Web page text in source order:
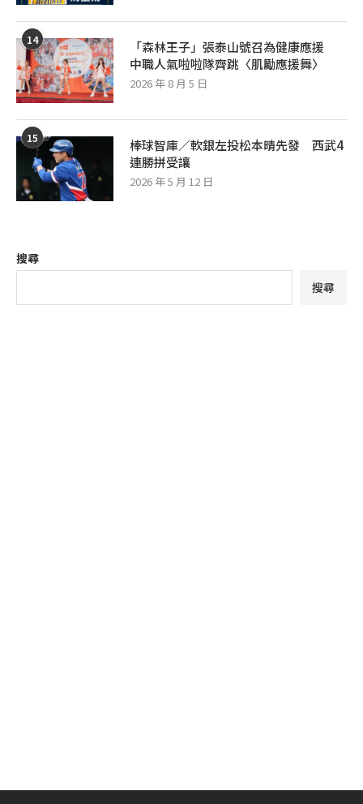
14
「森林王子」張泰山號召為健康應援
中職人氣啦啦隊齊跳〈肌勵應援舞〉
2026 年 8 月 5 日
15
棒球智庫／軟銀左投松本晴先發 西武4
連勝拼受讓
2026 年 5 月 12 日
搜尋
搜尋